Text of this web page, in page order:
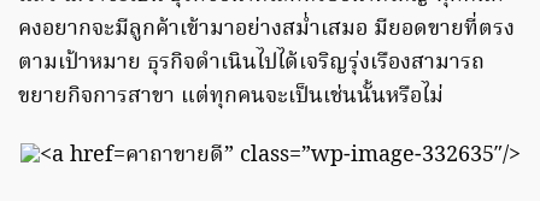
คงอยากจะมีลูกค้าเข้ามาอย่างสม่ำเสมอ มียอดขายที่ตรง
ตามเป้าหมาย ธุรกิจดำเนินไปได้เจริญรุ่งเรืองสามารถ
ขยายกิจการสาขา แต่ทุกคนจะเป็นเช่นนั้นหรือไม่
คาถาขายดี” class=”wp-image-332635″/>